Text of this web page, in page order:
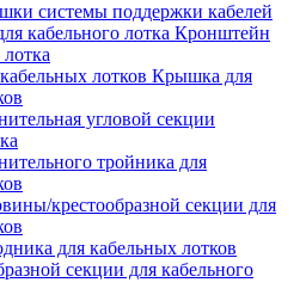
системы поддержки кабелей
Кронштейн
Крышка для
угловой секции
тройника для
крестообразной секции для
для кабельных лотков